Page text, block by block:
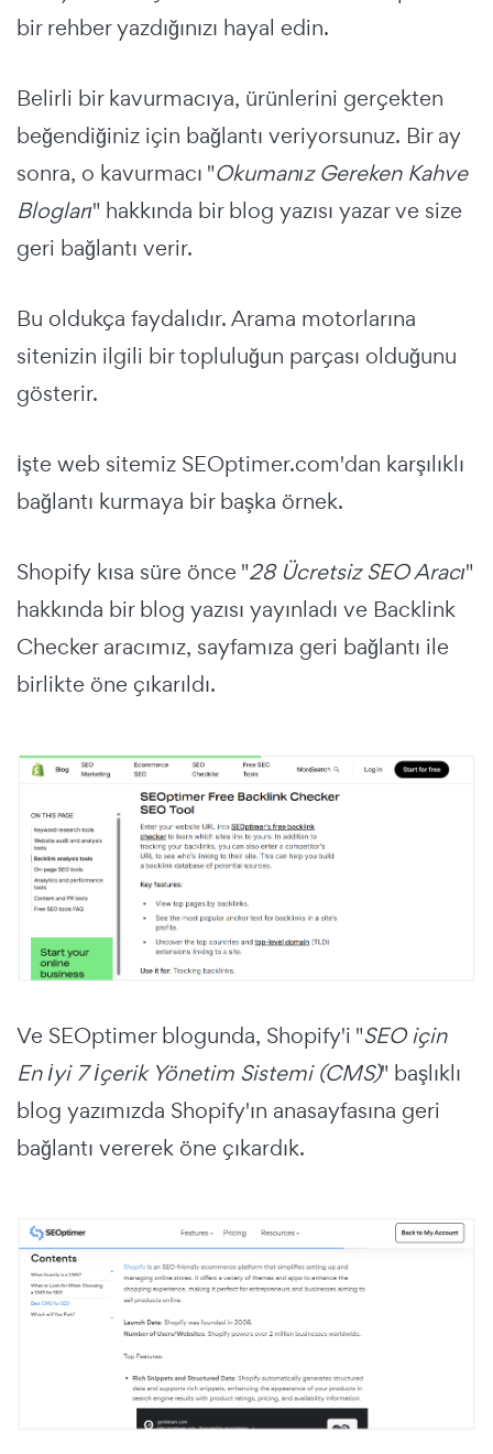
bir rehber yazdığınızı hayal edin.
Belirli bir kavurmacıya, ürünlerini gerçekten
beğendiğiniz için bağlantı veriyorsunuz. Bir ay
sonra, o kavurmacı "Okumanız Gereken Kahve
Blogları" hakkında bir blog yazısı yazar ve size
geri bağlantı verir.
Bu oldukça faydalıdır. Arama motorlarına
sitenizin ilgili bir topluluğun parçası olduğunu
gösterir.
İşte web sitemiz SEOptimer.com'dan karşılıklı
bağlantı kurmaya bir başka örnek.
Shopify kısa süre önce "28 Ücretsiz SEO Aracı"
hakkında bir blog yazısı yayınladı ve Backlink
Checker aracımız, sayfamıza geri bağlantı ile
birlikte öne çıkarıldı.
Ve SEOptimer blogunda, Shopify'i "SEO için
En İyi 7 İçerik Yönetim Sistemi (CMS)" başlıklı
blog yazımızda Shopify'ın anasayfasına geri
bağlantı vererek öne çıkardık.